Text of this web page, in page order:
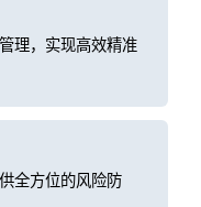
理，实现高效精准
全方位的风险防